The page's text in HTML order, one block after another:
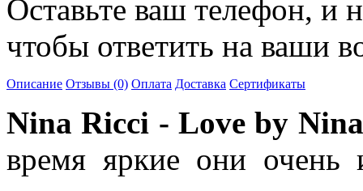
Оставьте ваш телефон, и
чтобы ответить на ваши
Описание Отзывы (0) Оплата Доставка Сертификаты
Nina Ricci - Love by
время яркие они очень